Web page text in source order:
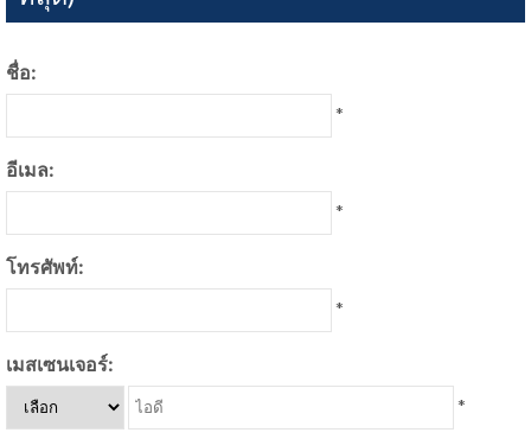
ชื่อ:
*
อีเมล:
*
โทรศัพท์:
*
เมสเซนเจอร์:
*